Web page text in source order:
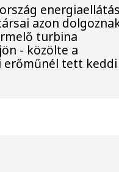
azon
turbina
- közölte a
erőműnél tett keddi